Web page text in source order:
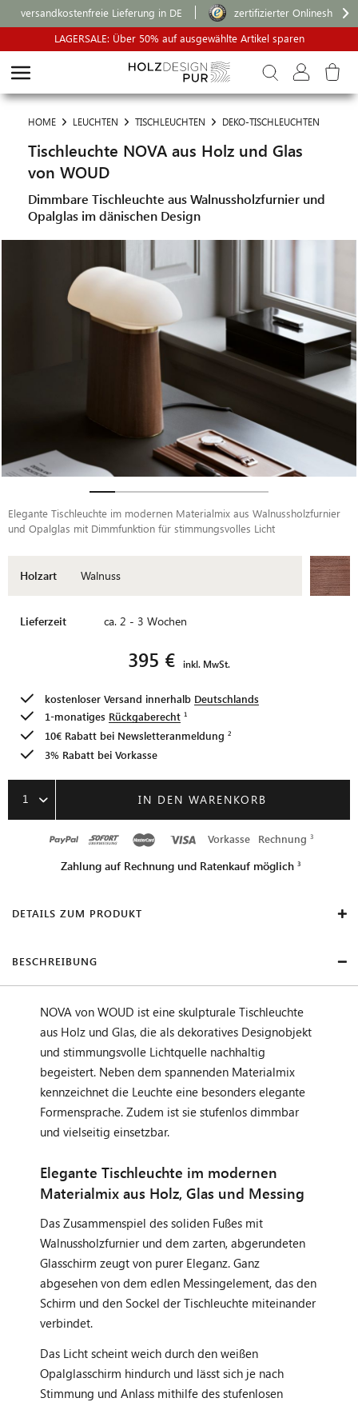
versandkostenfreie Lieferung in DE
zertifizierter Onlineshop
LAGERSALE: Über 50% auf ausgewählte Artikel sparen
HOME LEUCHTEN TISCHLEUCHTEN DEKO-TISCHLEUCHTEN
Tischleuchte NOVA aus Holz und Glas
von WOUD
Dimmbare Tischleuchte aus Walnussholzfurnier und
Opalglas im dänischen Design
Elegante Tischleuchte im modernen Materialmix aus Walnussholzfurnier
und Opalglas mit Dimmfunktion für stimmungsvolles Licht
Holzart Walnuss
Lieferzeit ca. 2 - 3 Wochen
395 € inkl. MwSt.
kostenloser Versand innerhalb Deutschlands
1-monatiges Rückgaberecht
10€ Rabatt bei Newsletteranmeldung
3% Rabatt bei Vorkasse
1 IN DEN WARENKORB
Vorkasse Rechnung
Zahlung auf Rechnung und Ratenkauf möglich
DETAILS ZUM PRODUKT
BESCHREIBUNG
NOVA von WOUD ist eine skulpturale Tischleuchte
aus Holz und Glas, die als dekoratives Designobjekt
und stimmungsvolle Lichtquelle nachhaltig
begeistert. Neben dem spannenden Materialmix
kennzeichnet die Leuchte eine besonders elegante
Formensprache. Zudem ist sie stufenlos dimmbar
und vielseitig einsetzbar.
Elegante Tischleuchte im modernen
Materialmix aus Holz, Glas und Messing
Das Zusammenspiel des soliden Fußes mit
Walnussholzfurnier und dem zarten, abgerundeten
Glasschirm zeugt von purer Eleganz. Ganz
abgesehen von dem edlen Messingelement, das den
Schirm und den Sockel der Tischleuchte miteinander
verbindet.
Das Licht scheint weich durch den weißen
Opalglasschirm hindurch und lässt sich je nach
Stimmung und Anlass mithilfe des stufenlosen